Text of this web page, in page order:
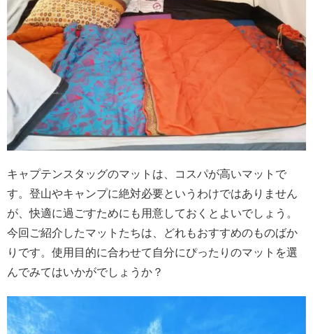
キャプテンスタッグのマットは、コスパが高いマットで
す。登山やキャンプに絶対必要というわけではありません
が、快適に過ごすためにも用意しておくとよいでしょう。
今回ご紹介したマットたちは、どれもおすすめのものばか
りです。使用目的に合わせて自分にぴったりのマットを選
んでみてはいかがでしょうか？